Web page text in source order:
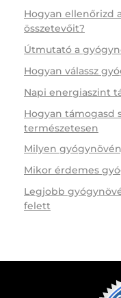
Hogyan ellenőrizd
összetevőit?
Útmutató a
Hogyan válassz
Napi energiaszint
Hogyan támogasd
természetesen
Milyen
Mikor érdemes
Legjobb
felett